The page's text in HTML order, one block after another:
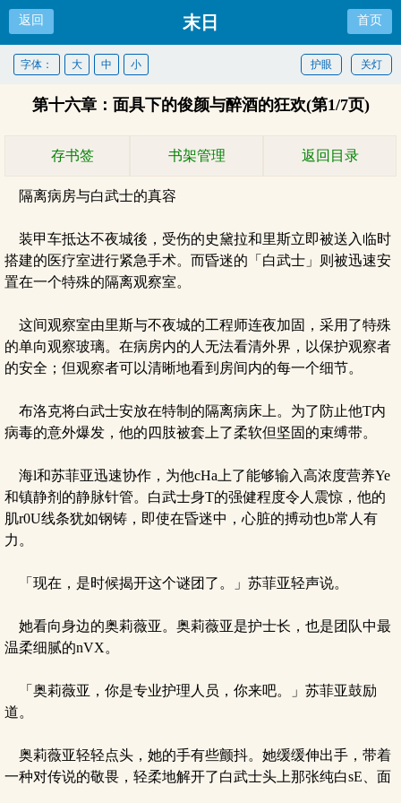
返回 末日 首页
关灯
护眼
字体： 大 中 小
第十六章：面具下的俊颜与醉酒的狂欢(第1/7页)
存书签 书架管理 返回目录
隔离病房与白武士的真容
装甲车抵达不夜城後，受伤的史黛拉和里斯立即被送入临时
搭建的医疗室进行紧急手术。而昏迷的「白武士」则被迅速安
置在一个特殊的隔离观察室。
这间观察室由里斯与不夜城的工程师连夜加固，采用了特殊
的单向观察玻璃。在病房内的人无法看清外界，以保护观察者
的安全；但观察者可以清晰地看到房间内的每一个细节。
布洛克将白武士安放在特制的隔离病床上。为了防止他T内
病毒的意外爆发，他的四肢被套上了柔软但坚固的束缚带。
海l和苏菲亚迅速协作，为他cHa上了能够输入高浓度营养Ye
和镇静剂的静脉针管。白武士身T的强健程度令人震惊，他的
肌r0U线条犹如钢铸，即使在昏迷中，心脏的搏动也b常人有
力。
「现在，是时候揭开这个谜团了。」苏菲亚轻声说。
她看向身边的奥莉薇亚。奥莉薇亚是护士长，也是团队中最
温柔细腻的nVX。
「奥莉薇亚，你是专业护理人员，你来吧。」苏菲亚鼓励
道。
奥莉薇亚轻轻点头，她的手有些颤抖。她缓缓伸出手，带着
一种对传说的敬畏，轻柔地解开了白武士头上那张纯白sE、面